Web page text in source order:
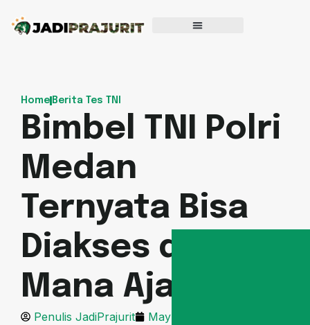
Home Berita Tes TNI
Bimbel TNI Polri
Medan
Ternyata Bisa
Diakses dari
Mana Aja!
Penulis JadiPrajurit May 8, 2025